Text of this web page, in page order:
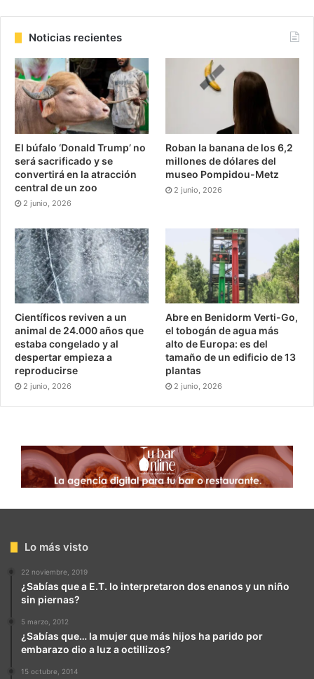
Noticias recientes
El búfalo ‘Donald Trump’ no
será sacrificado y se
convertirá en la atracción
central de un zoo
2 junio, 2026
Roban la banana de los 6,2
millones de dólares del
museo Pompidou-Metz
2 junio, 2026
Científicos reviven a un
animal de 24.000 años que
estaba congelado y al
despertar empieza a
reproducirse
2 junio, 2026
Abre en Benidorm Verti-Go,
el tobogán de agua más
alto de Europa: es del
tamaño de un edificio de 13
plantas
2 junio, 2026
Lo más visto
22 noviembre, 2019
¿Sabías que a E.T. lo interpretaron dos enanos y un niño
sin piernas?
5 marzo, 2012
¿Sabías que… la mujer que más hijos ha parido por
embarazo dio a luz a octillizos?
15 octubre, 2014